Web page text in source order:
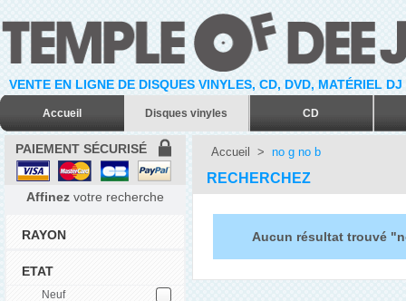
VENTE EN LIGNE DE DISQUES VINYLES, CD, DVD, MATÉRIEL
Accueil Disques vinyles CD
PAIEMENT SÉCURISÉ
Affinez votre recherche
RAYON
ETAT
Neuf
Accueil > no g no b
RECHERCHEZ
Aucun résultat trouvé